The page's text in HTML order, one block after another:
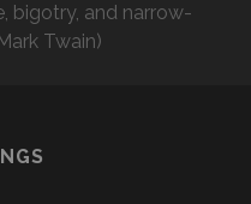
bigotry, and narrow-
Twain)